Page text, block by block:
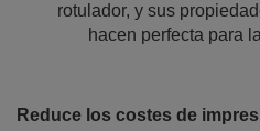
rotulador, y sus
hacen perfecta para
Reduce los costes de